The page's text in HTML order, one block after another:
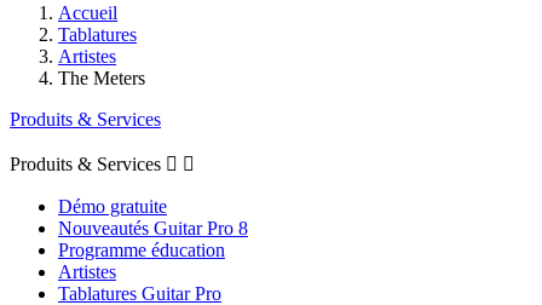
Accueil
Tablatures
Artistes
The Meters
Produits & Services
Produits & Services  
Démo gratuite
Nouveautés Guitar Pro 8
Programme éducation
Artistes
Tablatures Guitar Pro